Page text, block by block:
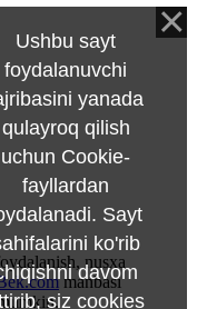
nusxa
manbasi
Ushbu sayt
foydalanuvchi
yanada
qulayroq qilish
uchun Cookie-
fayllardan
Sayt
ko'rib
davom
sizcookies